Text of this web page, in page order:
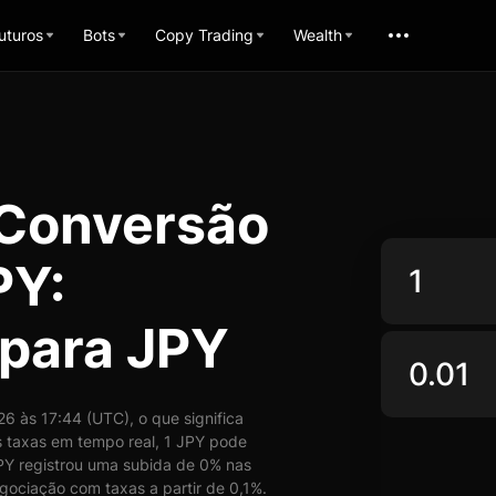
Bots Copy Trading Wealth
JPY
às 17:44 (UTC), o que significa
em tempo real, 1 JPY pode
registrou uma subida de 0% nas
com taxas a partir de 0,1%.